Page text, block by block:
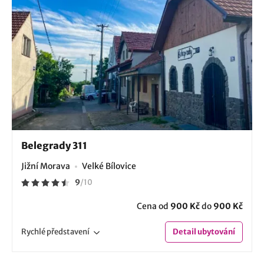
Belegrady 311
Jižní Morava Velké Bílovice
9/10
Cena od 900 Kčdo 900 Kč
Rychlépředstavení Detailubytování